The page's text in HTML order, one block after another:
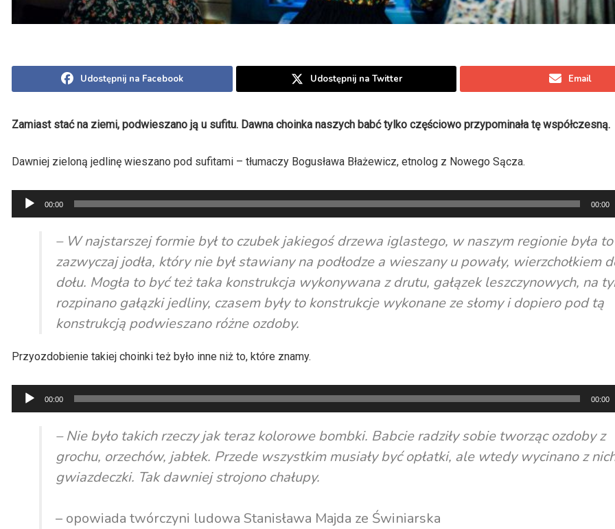
Udostępnij na Facebook Udostępnij na Twitter Email
Zamiast stać na ziemi, podwieszano ją u sufitu. Dawna choinka naszych babć tylko częściowo przypominała tę współczesną.
Dawniej zieloną jedlinę wieszano pod sufitami – tłumaczy Bogusława Błażewicz, etnolog z Nowego Sącza.
Odtwarzacz
plików
dźwiękowych
00:00 00:00
– W najstarszej formie był to czubek jakiegoś drzewa iglastego, w naszym regionie była to
zazwyczaj jodła, który nie był stawiany na podłodze a wieszany u powały, wierzchołkiem
dołu. Mogła to być też taka konstrukcja wykonywana z drutu, gałązek leszczynowych, na
rozpinano gałązki jedliny, czasem były to konstrukcje wykonane ze słomy i dopiero pod tą
konstrukcją podwieszano różne ozdoby.
Przyozdobienie takiej choinki też było inne niż to, które znamy.
Odtwarzacz
plików
dźwiękowych
00:00 00:00
– Nie było takich rzeczy jak teraz kolorowe bombki. Babcieradziły sobie tworząc ozdoby z
grochu, orzechów, jabłek. Przede wszystkim musiały być opłatki, ale wtedy wycinano z
gwiazdeczki. Tak dawniej strojono chałupy.
– opowiada twórczyni ludowa Stanisława Majda ze Świniarska